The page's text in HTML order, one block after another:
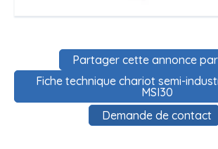
Demande de contact
Partager cette annonce
Fiche technique chariot semi-
MSI30